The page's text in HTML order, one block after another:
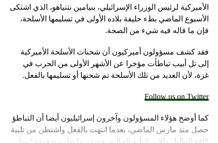
الأميركية لرئيس الوزراء الإسرائيلي، بنيامين نتنياهو، الذي اشتكى
الأسبوع الماضي بطء حليفة بلاده الأولى في تسليمها الأسلحة،
فإن ما قاله فيه شيء من الصحة.
فقد كشف مسؤولون أميركيون أن شحنات الأسلحة الأميركية
إلى تل أبيب تباطأت مؤخرا عن الأشهر الأولى من الحرب في
غزة، لأن العديد من تلك الأسلحة تم شحنها أو تسليمها بالفعل.
Follow us on Twitter
كما أوضح هؤلاء المسؤولون وآخرون إسرائيليون أيضا أن التباطؤ
حصل منذ مارس الماضي، بعدما انتهت بالفعل واشنطن من تلبية
كافة الطلبات الإسرائيلية الحالية، حسب ما نقلت صحيفة “وول